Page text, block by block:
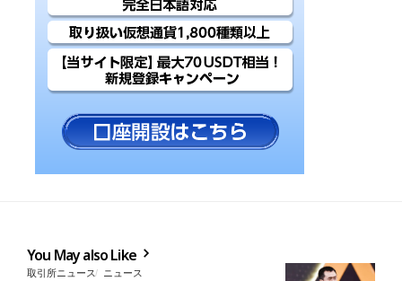
You May also Like
取引所ニュース ニュース